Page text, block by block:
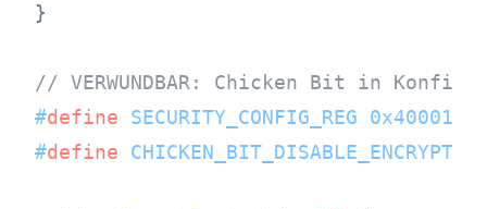
}
// VERWUNDBAR: Chicken Bit in
#define SECURITY_CONFIG_REG
#define